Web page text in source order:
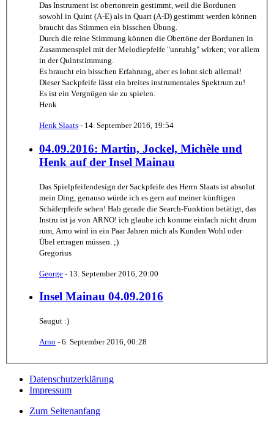
Das Instrument ist obertonrein gestimmt, weil die Bordunen
sowohl in Quint (A-E) als in Quart (A-D) gestimmt werden können
braucht das Stimmen ein bisschen Übung.
Durch die reine Stimmung können die Obertöne der Bordunen in
Zusammenspiel mit der Melodiepfeife "unruhig" wirken; vor allem
in der Quintstimmung.
Es braucht ein bisschen Erfahrung, aber es lohnt sich allemal!
Dieser Sackpfeife lässt ein breites instrumentales Spektrum zu!
Es ist ein Vergnügen sie zu spielen.
Henk
Henk Slaats - 14. September 2016, 19:54
04.09.2016: Martin, Jockel, Michèle und
Henk auf der Insel Mainau
Das Spielpfeifendesign der Sackpfeife des Herrn Slaats ist absolut
mein Ding, genauso würde ich es gern auf meiner künftigen
Schäferpfeife sehen! Hab gerade die Search-Funktion betätigt, das
Instru ist ja von ARNO! ich glaube ich komme einfach nicht drum
rum, Arno wird in ein Paar Jahren mich als Kunden Wohl oder
Übel ertragen müssen. ;)
Gregorius
George - 13. September 2016, 20:00
Insel Mainau 04.09.2016
Saugut :)
Arno - 6. September 2016, 00:28
Datenschutzerklärung
Impressum
Zum Seitenanfang